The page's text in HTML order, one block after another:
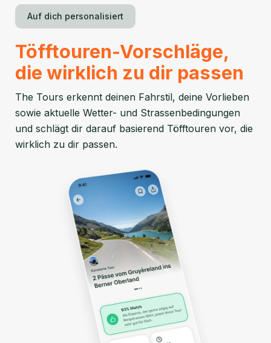
Auf dich personalisiert
Töfftouren-Vorschläge,
die wirklich zu dir passen
The Tours erkennt deinen Fahrstil, deine Vorlieben
sowie aktuelle Wetter- und Strassenbedingungen
und schlägt dir darauf basierend Töfftouren vor, die
wirklich zu dir passen.